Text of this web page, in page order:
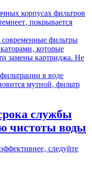
корпусах фильтров
покрывается
фильтры
которые
замены картриджа. Не
в воде
мутной‚ фильтр
службы
чистоты воды
следуйте